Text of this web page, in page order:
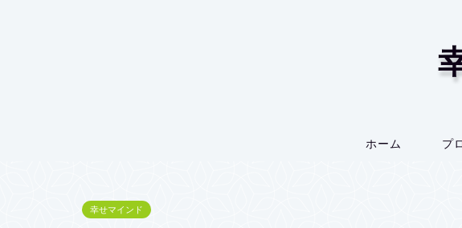
ホーム プ
幸せマインド